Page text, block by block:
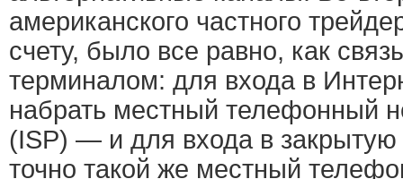
американского частного
счету, было все равно, как
терминалом: для входа в
набрать местный телефонный
(ISP) — и для входа в закрытую
точно такой же местный